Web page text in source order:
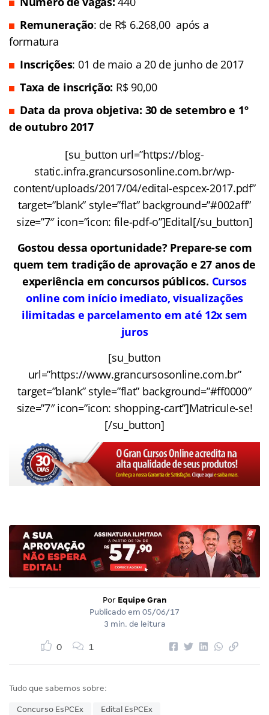
Remuneração: de R$ 6.268,00 após a
formatura
Inscrições: 01 de maio a 20 de junho de 2017
Taxa de inscrição: R$ 90,00
Data da prova objetiva: 30 de setembro e 1º
de outubro 2017
[su_button url=”https://blog-
static.infra.grancursosonline.com.br/wp-
content/uploads/2017/04/edital-espcex-2017.pdf”
target=”blank” style=”flat” background=”#002aff”
size=”7″ icon=”icon: file-pdf-o”]Edital[/su_button]
Gostou dessa oportunidade? Prepare-se com
quem tem tradição de aprovação e 27 anos de
experiência em concursos públicos. Cursos
online com início imediato, visualizações
ilimitadas e parcelamento em até 12x sem
juros
[su_button
url=”https://www.grancursosonline.com.br”
target=”blank” style=”flat” background=”#ff0000″
size=”7″ icon=”icon: shopping-cart”]Matricule-se!
[/su_button]
Por Equipe Gran
Publicado em 05/06/17
3 min. de leitura
0 1
Tudo que sabemos sobre:
Concurso EsPCEx Edital EsPCEx